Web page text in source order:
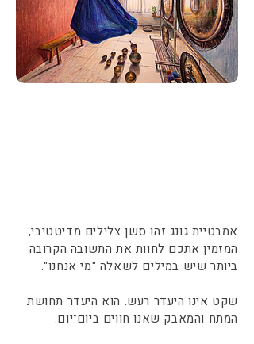
אמבטיית גונג זהו סשן צלילים מדיטטיבי,
המזמין אתכם לחוות את התשובה הקרובה
ביותר שיש במילים לשאלה "מי אנחנו".
שקט אינו היעדר רעש. הוא היעדר תחושת
המתח והמאבק שאנו חווים ביום־יום.